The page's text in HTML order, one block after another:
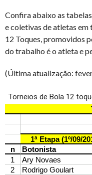
Confira abaixo as
e coletivas de atletas
12 Toques, promovidos
do trabalho é o atleta e
(Última atualização: